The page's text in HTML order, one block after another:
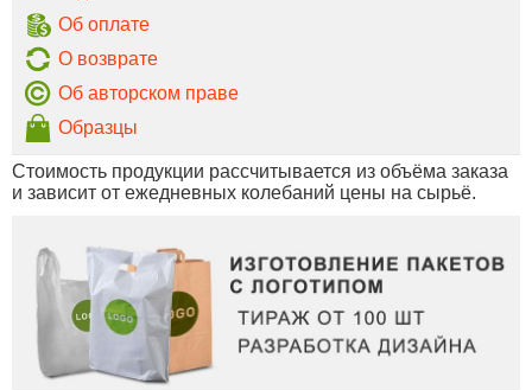
Об оплате
О возврате
Об авторском праве
Образцы
Стоимость продукции рассчитывается из объёма заказа
и зависит от ежедневных колебаний цены на сырьё.